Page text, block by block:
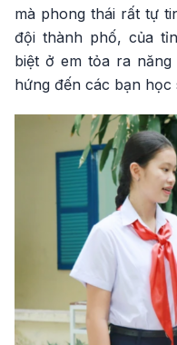
mà phong thái rất tự
đội thành phố, của
biệt ở em tỏa ra
hứng đến các bạn